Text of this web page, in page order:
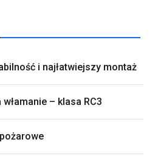
i najłatwiejszy montaż
– klasa RC3